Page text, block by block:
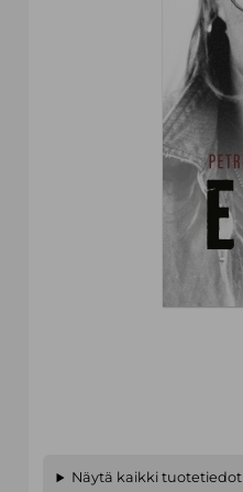
Näytä kaikki tuotetiedot